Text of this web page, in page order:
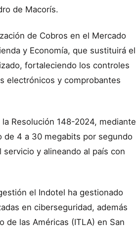
de Macorís.
de Cobros en el Mercado
y Economía, que sustituirá el
fortaleciendo los controles
electrónicos y comprobantes
Resolución 148-2024, mediante
de 4 a 30 megabits por segundo
y alineando al país con
el Indotel ha gestionado
en ciberseguridad, además
de las Américas (ITLA) en San